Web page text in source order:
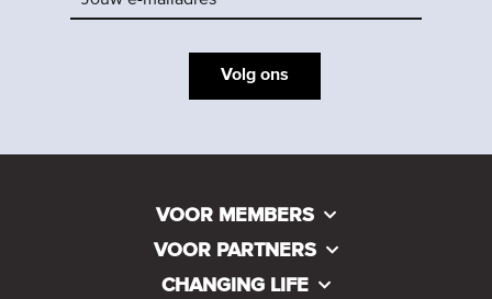
Volg ons
VOOR MEMBERS
VOOR PARTNERS
CHANGING LIFE